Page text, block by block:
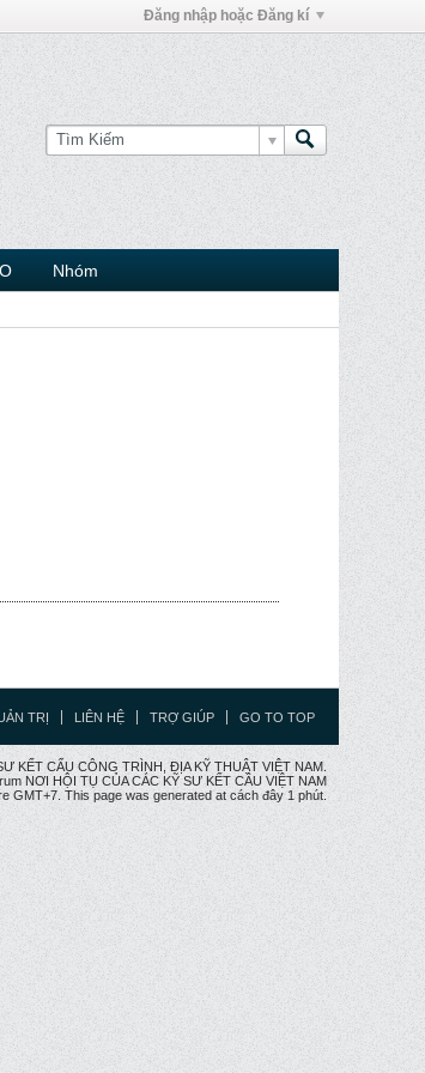
Đăng nhập hoặc Đăng kí
Nhóm
TRỊ LIÊN HỆ TRỢ GIÚP GO TO TOP
KẾT CẤU CÔNG TRÌNH, ĐỊA KỸ THUẬT VIỆT NAM.
NƠI HỘI TỤ CỦA CÁC KỸ SƯ KẾT CÂU VIỆT NAM
GMT+7. This page was generated at cách đây 1 phút.